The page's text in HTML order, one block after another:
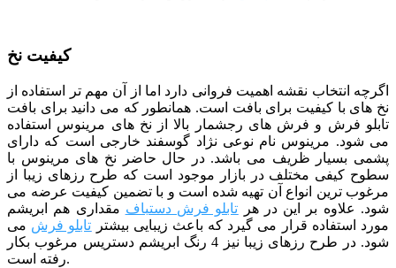
کیفیت نخ
اگرچه انتخاب نقشه اهمیت فروانی دارد اما از آن مهم تر استفاده از
نخ های با کیفیت برای بافت است. همانطور که می دانید برای بافت
تابلو فرش و فرش های رجشمار بالا از نخ های مرینوس استفاده
می شود. مرینوس نام نوعی نژاد گوسفند خارجی است که دارای
پشمی بسیار ظریف می باشد. در حال حاضر نخ های مرینوس با
سطوح کیفی مختلف در بازار موجود است که طرح رزهای زیبا از
مرغوب ترین انواع آن تهیه شده است و با تضمین کیفیت عرضه می
شود. علاوه بر این در هر تابلو فرش دستباف مقداری هم ابریشم
مورد استفاده قرار می گیرد که باعث زیبایی بیشتر
تابلو فرش می
شود. در طرح رزهای زیبا نیز 4 رنگ ابریشم دستریس مرغوب بکار
رفته است.